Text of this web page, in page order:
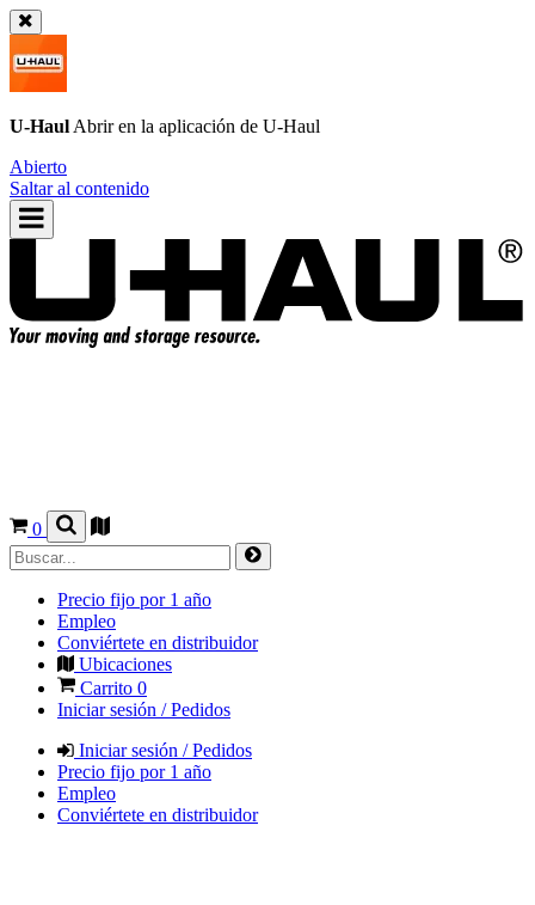
U-Haul Abrir en la aplicación de U-Haul
Abierto
Saltar al contenido
0
Precio fijo por 1 año
Empleo
Conviértete en distribuidor
Ubicaciones
Carrito 0
Iniciar sesión / Pedidos
Iniciar sesión / Pedidos
Precio fijo por 1 año
Empleo
Conviértete en distribuidor